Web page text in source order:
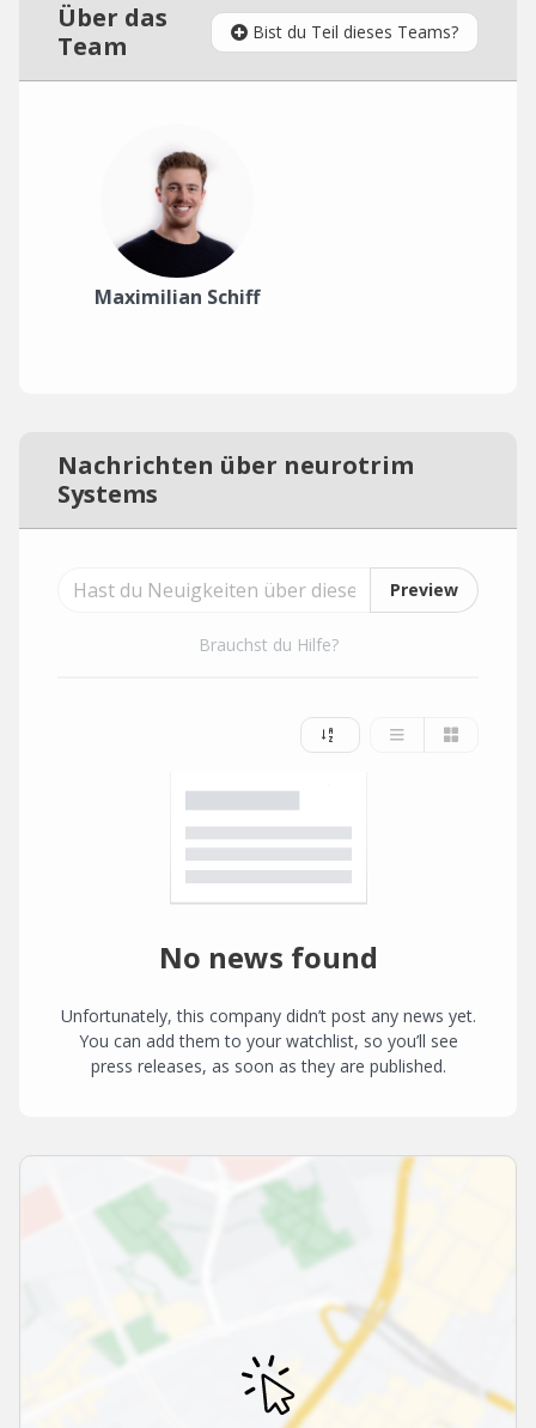
Über das
Team
Bist du Teil dieses Teams?
Maximilian Schiff
Nachrichten über neurotrim
Systems
Preview
Brauchst du Hilfe?
No news found
Unfortunately, this company didn’t post any news yet.
You can add them to your watchlist, so you’ll see
press releases, as soon as they are published.